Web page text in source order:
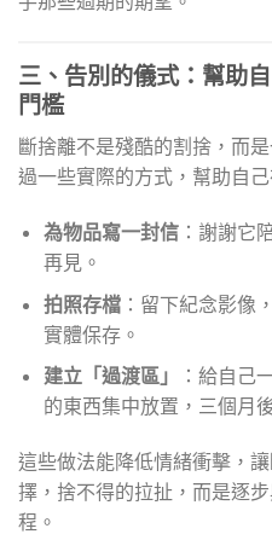
三、告別的儀式：幫助
門檻
斷捨離不是殘酷的割捨，而
過一些實際的方式，幫助自
為物品寫一封信：謝謝它
再見。
拍照存檔：留下紀念影像
實體保存。
建立「過渡區」
：給自己
的東西集中放置，三個月
這些做法能降低情緒衝擊，
擇，捨不得的拉扯，而是逐
程。